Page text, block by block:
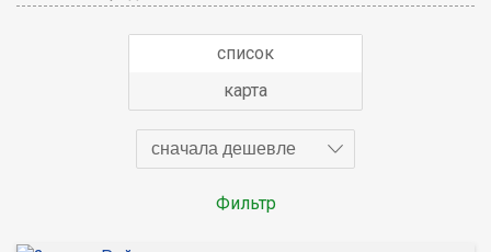
список
карта
сначала дешевле
Фильтр